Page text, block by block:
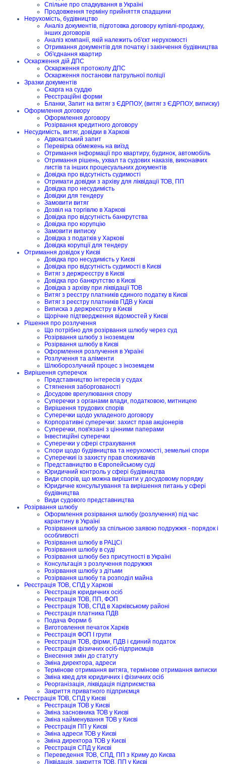
Спільне про спадкування в Україні
Продовження терміну прийняття спадщини
Нерухомість, будівництво
Аналіз документів, підготовка договору купівлі-продажу,
інших договорів
Аналіз компанії, якій належить об'єкт нерухомості
Отримання документів для початку і закінчення будівництва
Об'єднання квартир
Оскарження дій ДПС
Оскарження протоколу ДПС
Оскарження постанови патрульної поліції
Зразки документів
Скарга на суддю
Реєстраційні форми
Бланки, Запит на витяг з ЄДРПОУ, (витяг з ЄДРПОУ, виписку)
Оформлення договору
Оформлення договору
Розірвання кредитного договору
Несудимість, витяг, довідки в Харкові
Адвокатський запит
Перевірка обмежень на виїзд
Отримання інформації про квартиру, будинок, автомобіль
Отримання рішень, ухвал та судових наказів, виконавчих
листів та інших процесуальних документів
Довідка про відсутність судимості
Отримати довідки з архіву для ліквідації ТОВ, ПП
Довідка про несудимість
Довідки для тендеру
Замовити витяг
Дозвіл на торгівлю в Харкові
Довідка про відсутність банкрутства
Довідка про корупцію
Замовити виписку
Довідка з податків у Харкові
Довідка корупції для тендеру
Отримання довідок у Києві
Довідка про несудимість у Києві
Довідка про відсутність судимості в Києві
Витяг з держреєстру в Києві
Довідка про банкрутство в Києві
Довідка з архіву при ліквідації ТОВ
Витяг з реєстру платників єдиного податку в Києві
Витяг з реєстру платників ПДВ у Києві
Виписка з держреєстру в Києві
Щорічне підтвердження відомостей у Києві
Рішення про розлучення
Що потрібно для розірвання шлюбу через суд
Розірвання шлюбу з іноземцем
Розірвання шлюбу в Києві
Оформлення розлучення в Україні
Розлучення та аліменти
Шлюборозлучний процес з іноземцем
Вирішення суперечок
Представництво інтересів у судах
Стягнення заборгованості
Досудове врегулювання спору
Суперечки з органами влади, податковою, митницею
Вирішення трудових спорів
Суперечки щодо укладеного договору
Корпоративні суперечки: захист прав акціонерів
Суперечки, пов'язані з цінними паперами
Інвестиційні суперечки
Суперечки у сфері страхування
Спори щодо будівництва та нерухомості, земельні спори
Суперечкиі із захисту прав споживачів
Представництво в Європейському суді
Юридичний контроль у сфері будівництва
Види спорів, що можна вирішити у досудовому порядку
Юридичне консультування та вирішення питань у сфері
будівництва
Види судового представництва
Розірвання шлюбу
Оформлення розірвання шлюбу (розлучення) під час
карантину в Україні
Розірвання шлюбу за спільною заявою подружжя - порядок і
особливості
Розірвання шлюбу в РАЦСі
Розірвання шлюбу в суді
Розірвання шлюбу без присутності в Україні
Консультація з розлучення подружжя
Розірвання шлюбу з дітьми
Розірвання шлюбу та розподіл майна
Реєстрація ТОВ, СПД у Харкові
Реєстрація юридичних осіб
Реєстрація ТОВ, ПП, ФОП
Реєстрація ТОВ, СПД в Харківському районі
Реєстрація платника ПДВ
Подача Форми 6
Виготовлення печаток Харків
Реєстрація ФОП I групи
Реєстрація ТОВ, фірми, ПДВ і єдиний податок
Реєстрація фізичних осіб-підприємців
Внесення змін до статуту
Зміна директора, адреси
Термінове отримання витяга, термінове отримання виписки
Зміна квед для юридичних і фізичних осіб
Реорганізація, ліквідація підприємства
Закриття приватного підприємця
Реєстрація ТОВ, СПД у Києві
Реєстрація ТОВ у Києві
Зміна засновника ТОВ у Києві
Зміна найменування ТОВ у Києві
Реєстрація ПП у Києві
Зміна адреси ТОВ у Києві
Зміна директора ТОВ у Києві
Реєстрація СПД у Києві
Переведення ТОВ, СПД, ПП з Криму до Києва
Ліквідація, закриття ТОВ, ПП у Києві